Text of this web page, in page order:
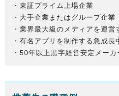
・東証プライム上場企業
・大手企業またはグループ企業
・業界最大級のメディアを運
・有名アプリを制作する急成長
・50年以上黒字経営安定メーカ